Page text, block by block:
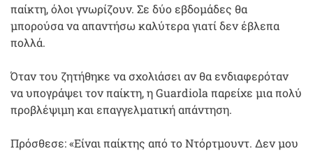
παίκτη, όλοι γνωρίζουν. Σε δύο εβδομάδες θα
μπορούσα να απαντήσω καλύτερα γιατί δεν έβλεπα
πολλά.
Όταν του ζητήθηκε να σχολιάσει αν θα ενδιαφερόταν
να υπογράψει τον παίκτη, η Guardiola παρείχε μια πολύ
προβλέψιμη και επαγγελματική απάντηση.
Πρόσθεσε: «Είναι παίκτης από το Ντόρτμουντ. Δεν μου